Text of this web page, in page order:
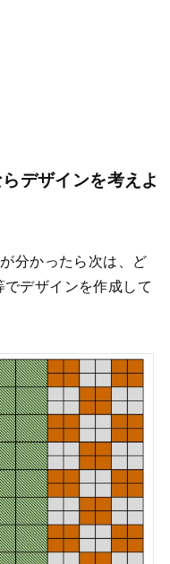
デザインを考えよ
分かったら次は、ど
デザインを作成して